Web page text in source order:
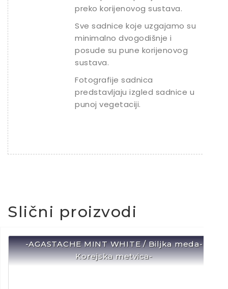
preko korijenovog sustava.
Sve sadnice koje uzgajamo su
minimalno dvogodišnje i
posude su pune korijenovog
sustava.
Fotografije sadnica
predstavljaju izgled sadnice u
punoj vegetaciji.
Slični proizvodi
-AGASTACHE MINT WHITE / Biljka meda-
Korejska metvica-